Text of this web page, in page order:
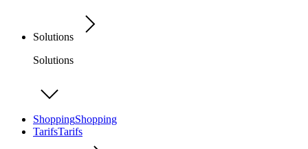
Solutions
Solutions
ShoppingShopping
TarifsTarifs